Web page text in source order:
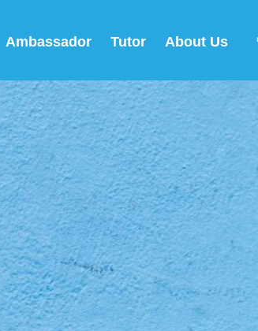
Ambassador Tutor About Us